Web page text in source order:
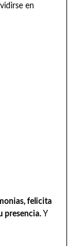
en
felicita
presencia.Y